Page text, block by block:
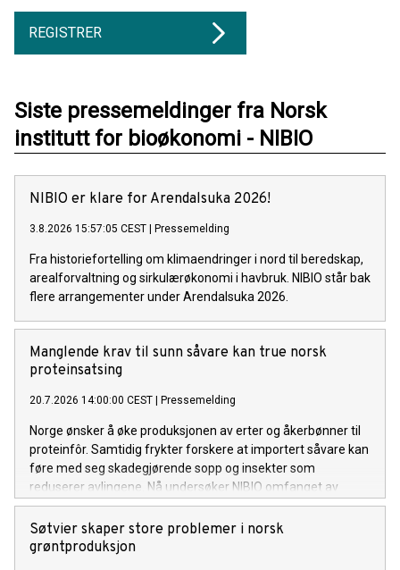
REGISTRER
Siste pressemeldinger fra Norsk
institutt for bioøkonomi - NIBIO
NIBIO er klare for Arendalsuka 2026!
3.8.2026 15:57:05 CEST Pressemelding
Fra historiefortelling om klimaendringer i nord til beredskap,
arealforvaltning og sirkulærøkonomi i havbruk. NIBIO står bak
flere arrangementer under Arendalsuka 2026.
Manglende krav til sunn såvare kan true norsk
proteinsatsing
20.7.2026 14:00:00 CEST Pressemelding
Norge ønsker å øke produksjonen av erter og åkerbønner til
proteinfôr. Samtidig frykter forskere at importert såvare kan
føre med seg skadegjørende sopp og insekter som
reduserer avlingene. Nå undersøker NIBIO omfanget av
problemet og mulige tiltak.
Søtvier skaper store problemer i norsk
grøntproduksjon